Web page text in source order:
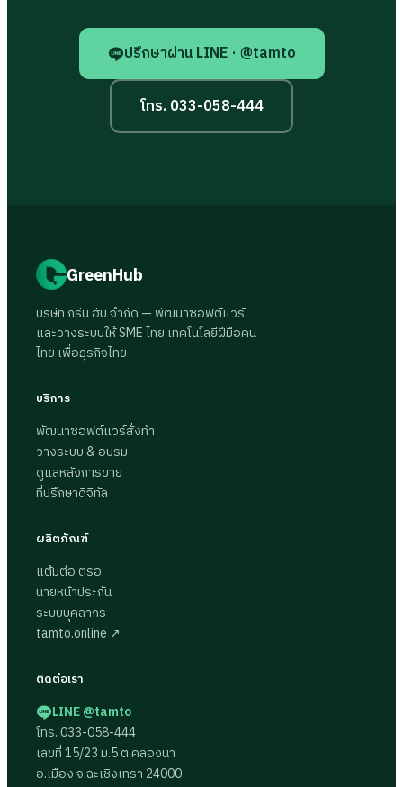
ปรึกษาผ่าน LINE · @tamto
โทร. 033-058-444
GreenHub
บริษัท กรีน ฮับ จำกัด — พัฒนาซอฟต์แวร์
และวางระบบให้ SME ไทย เทคโนโลยีฝีมือคน
ไทย เพื่อธุรกิจไทย
บริการ
พัฒนาซอฟต์แวร์สั่งทำ
วางระบบ & อบรม
ดูแลหลังการขาย
ที่ปรึกษาดิจิทัล
ผลิตภัณฑ์
แต้มต่อ ตรอ.
นายหน้าประกัน
ระบบบุคลากร
tamto.online ↗
ติดต่อเรา
LINE @tamto
โทร. 033-058-444
เลขที่ 15/23 ม.5 ต.คลองนา
อ.เมือง จ.ฉะเชิงเทรา 24000